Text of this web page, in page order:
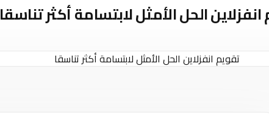
الحل الأمثل لابتسامة أكثر تناسقا